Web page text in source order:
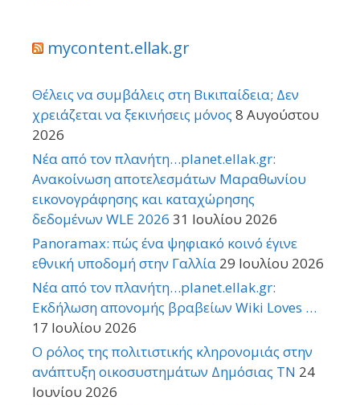
mycontent.ellak.gr
Θέλεις να συμβάλεις στη Βικιπαίδεια; Δεν
χρειάζεται να ξεκινήσεις μόνος 8 Αυγούστου
2026
Νέα από τον πλανήτη…planet.ellak.gr:
Ανακοίνωση αποτελεσμάτων Μαραθωνίου
εικονογράφησης και καταχώρησης
δεδομένων WLE 2026 31 Ιουλίου 2026
Panoramax: πώς ένα ψηφιακό κοινό έγινε
εθνική υποδομή στην Γαλλία 29 Ιουλίου 2026
Νέα από τον πλανήτη…planet.ellak.gr:
Εκδήλωση απονομής βραβείων Wiki Loves …
17 Ιουλίου 2026
Ο ρόλος της πολιτιστικής κληρονομιάς στην
ανάπτυξη οικοσυστημάτων Δημόσιας TN 24
Ιουνίου 2026